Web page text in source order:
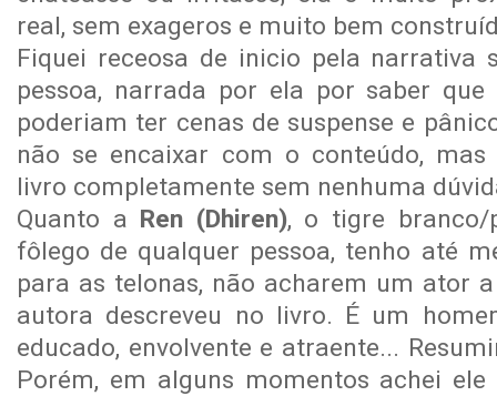
real, sem exageros e muito bem
Fiquei receosa de inicio pela narrativa
pessoa, narrada por ela por saber
poderiam ter cenas de suspense e
não se encaixar com o conteúdo, mas
livro completamente sem nenhuma
Quanto a Ren (Dhiren), o tigre
fôlego de qualquer pessoa, tenho até
para as telonas, não acharem um ator
autora descreveu no livro. É um
educado, envolvente e atraente...
Porém, em alguns momentos achei